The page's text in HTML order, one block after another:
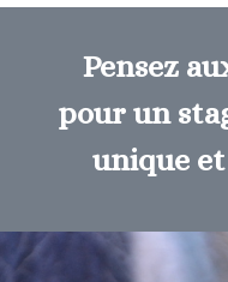
Pensez
pour un
unique